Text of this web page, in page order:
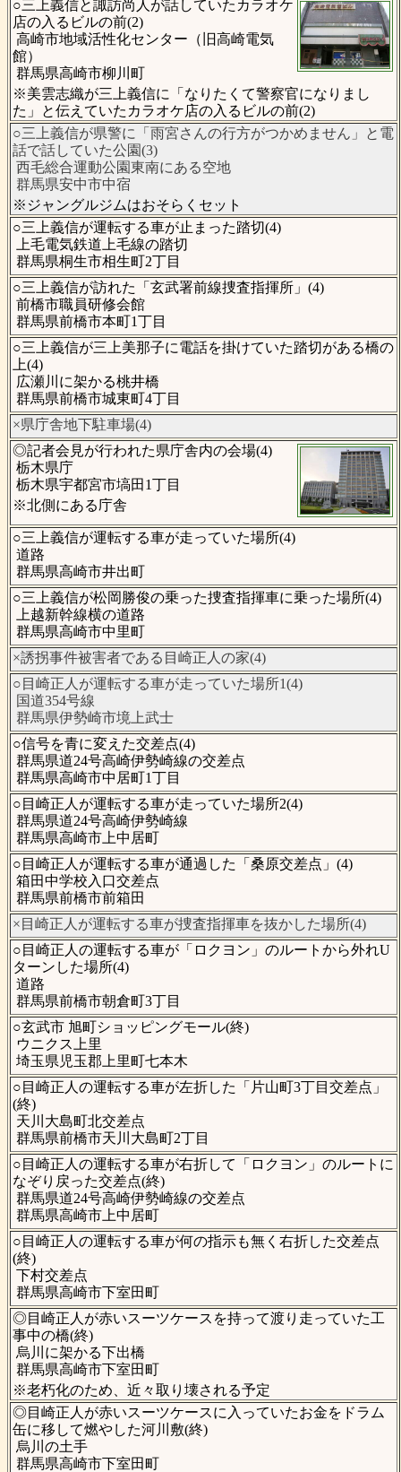
○三上義信と諏訪尚人が話していたカラオケ
店の入るビルの前(2)
高崎市地域活性化センター（旧高崎電気
館）
群馬県高崎市柳川町
※美雲志織が三上義信に「なりたくて警察官になりまし
た」と伝えていたカラオケ店の入るビルの前(2)
○三上義信が県警に「雨宮さんの行方がつかめません」と電
話で話していた公園(3)
西毛総合運動公園東南にある空地
群馬県安中市中宿
※ジャングルジムはおそらくセット
○三上義信が運転する車が止まった踏切(4)
上毛電気鉄道上毛線の踏切
群馬県桐生市相生町2丁目
○三上義信が訪れた「玄武署前線捜査指揮所」(4)
前橋市職員研修会館
群馬県前橋市本町1丁目
○三上義信が三上美那子に電話を掛けていた踏切がある橋の
上(4)
広瀬川に架かる桃井橋
群馬県前橋市城東町4丁目
×県庁舎地下駐車場(4)
◎記者会見が行われた県庁舎内の会場(4)
栃木県庁
栃木県宇都宮市塙田1丁目
※北側にある庁舎
○三上義信が運転する車が走っていた場所(4)
道路
群馬県高崎市井出町
○三上義信が松岡勝俊の乗った捜査指揮車に乗った場所(4)
上越新幹線横の道路
群馬県高崎市中里町
×誘拐事件被害者である目崎正人の家(4)
○目崎正人が運転する車が走っていた場所1(4)
国道354号線
群馬県伊勢崎市境上武士
○信号を青に変えた交差点(4)
群馬県道24号高崎伊勢崎線の交差点
群馬県高崎市中居町1丁目
○目崎正人が運転する車が走っていた場所2(4)
群馬県道24号高崎伊勢崎線
群馬県高崎市上中居町
○目崎正人が運転する車が通過した「桑原交差点」(4)
箱田中学校入口交差点
群馬県前橋市前箱田
×目崎正人が運転する車が捜査指揮車を抜かした場所(4)
○目崎正人の運転する車が「ロクヨン」のルートから外れU
ターンした場所(4)
道路
群馬県前橋市朝倉町3丁目
○玄武市 旭町ショッピングモール(終)
ウニクス上里
埼玉県児玉郡上里町七本木
○目崎正人の運転する車が左折した「片山町3丁目交差点」
(終)
天川大島町北交差点
群馬県前橋市天川大島町2丁目
○目崎正人の運転する車が右折して「ロクヨン」のルートに
なぞり戻った交差点(終)
群馬県道24号高崎伊勢崎線の交差点
群馬県高崎市上中居町
○目崎正人の運転する車が何の指示も無く右折した交差点
(終)
下村交差点
群馬県高崎市下室田町
◎目崎正人が赤いスーツケースを持って渡り走っていた工
事中の橋(終)
烏川に架かる下出橋
群馬県高崎市下室田町
※老朽化のため、近々取り壊される予定
◎目崎正人が赤いスーツケースに入っていたお金をドラム
缶に移して燃やした河川敷(終)
烏川の土手
群馬県高崎市下室田町